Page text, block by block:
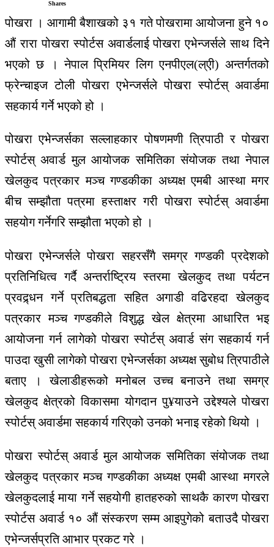
Shares
पोखरा । आगामी बैशाखको ३१ गते पोखरामा आयोजना हुने १०
औं रारा पोखरा स्पोर्टस अवार्डलाई पोखरा एभेन्जर्सले साथ दिने
भएको छ । नेपाल प्रिमियर लिग एनपीएल(ल्एी) अन्तर्गतको
फ्रेन्चाइज टोली पोखरा एभेन्जर्सले पोखरा स्पोर्टस् अवार्डमा
सहकार्य गर्ने भएको हो ।
पोखरा एभेन्जर्सका सल्लाहकार पोषणमणी त्रिपाठी र पोखरा
स्पोर्टस् अवार्ड मुल आयोजक समितिका संयोजक तथा नेपाल
खेलकुद पत्रकार मञ्च गण्डकीका अध्यक्ष एमबी आस्था मगर
बीच सम्झौता पत्रमा हस्ताक्षर गरी पोखरा स्पोर्टस् अवार्डमा
सहयोग गर्नेगरि सम्झौता भएको हो ।
पोखरा एभेन्जर्सले पोखरा सहरसँगै समग्र गण्डकी प्रदेशको
प्रतिनिधित्व गर्दै अन्तर्राष्ट्रिय स्तरमा खेलकुद तथा पर्यटन
प्रवद्र्धन गर्ने प्रतिबद्धता सहित अगाडी वढिरहदा खेलकुद
पत्रकार मञ्च गण्डकीले विशुद्ध खेल क्षेत्रमा आधारित भइ
आयोजना गर्न लागेको पोखरा स्पोर्टस् अवार्ड संग सहकार्य गर्न
पाउदा खुसी लागेको पोखरा एभेन्जर्सका अध्यक्ष सुबोध त्रिपाठीले
बताए । खेलाडीहरूको मनोबल उच्च बनाउने तथा समग्र
खेलकुद क्षेत्रको विकासमा योगदान पु¥याउने उद्देश्यले पोखरा
स्पोर्टस् अवार्डमा सहकार्य गरिएको उनको भनाइ रहेको थियो ।
पोखरा स्पोर्टस् अवार्ड मुल आयोजक समितिका संयोजक तथा
खेलकुद पत्रकार मञ्च गण्डकीका अध्यक्ष एमबी आस्था मगरले
खेलकुदलाई माया गर्ने सहयोगी हातहरुको साथकै कारण पोखरा
स्पोर्टस अवार्ड १० औं संस्करण सम्म आइपुगेको बताउदै पोखरा
एभेन्जर्सप्रति आभार प्रकट गरे ।